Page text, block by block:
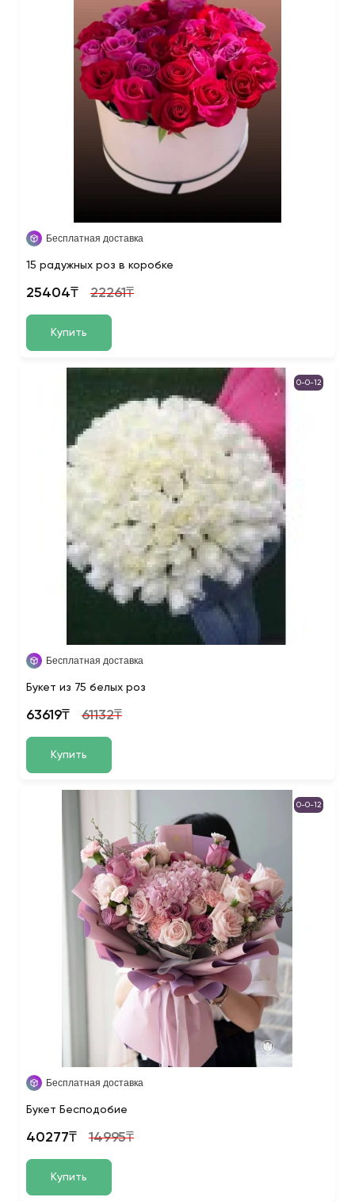
Бесплатная доставка
15 радужных роз в коробке
25404₸ 22261₸
Купить
0-0-12
Бесплатная доставка
Букет из 75 белых роз
63619₸ 61132₸
Купить
0-0-12
Бесплатная доставка
Букет Бесподобие
40277₸ 14995₸
Купить